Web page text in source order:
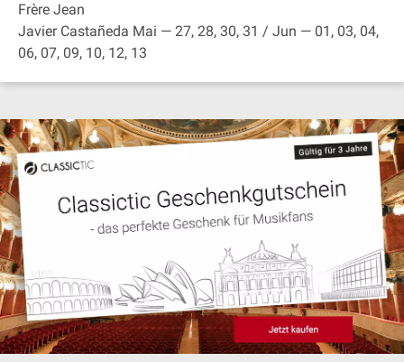
Frère Jean
Javier Castañeda Mai — 27, 28, 30, 31 / Jun — 01, 03, 04,
06, 07, 09, 10, 12, 13